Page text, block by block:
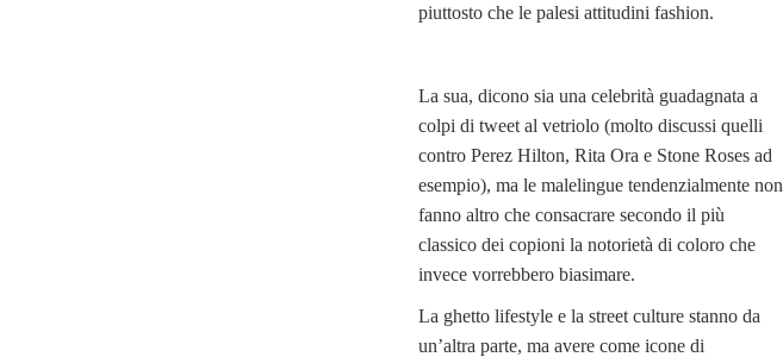
piuttosto che le palesi attitudini fashion.
La sua, dicono sia una celebrità guadagnata a
colpi di tweet al vetriolo (molto discussi quelli
contro Perez Hilton, Rita Ora e Stone Roses ad
esempio), ma le malelingue tendenzialmente non
fanno altro che consacrare secondo il più
classico dei copioni la notorietà di coloro che
invece vorrebbero biasimare.
La ghetto lifestyle e la street culture stanno da
un’altra parte, ma avere come icone di